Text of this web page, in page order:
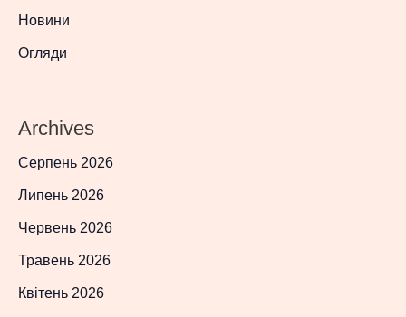
Новини
Огляди
Archives
Серпень 2026
Липень 2026
Червень 2026
Травень 2026
Квітень 2026